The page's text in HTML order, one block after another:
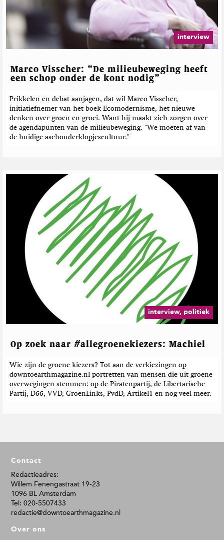
interview
Marco Visscher: “De milieubeweging heeft
een schop onder de kont nodig”
Prikkelen en debat aanjagen, dat wil Marco Visscher,
initiatiefnemer van het boek Ecomodernisme, het nieuwe
denken over groen en groei. Want hij maakt zich zorgen over
de agendapunten van de milieubeweging. "We moeten af van
de huidige aschouderklopjescultuur."
interview, politiek
Op zoek naar #allegroenekiezers: Machiel
Wie zijn de groene kiezers? Tot aan de verkiezingen op
downtoearthmagazine.nl portretten van mensen die uit groene
overwegingen stemmen: op de Piratenpartij, de Libertarische
Partij, D66, VVD, GroenLinks, PvdD, Artikel1 en nog veel meer.
o
o
Contact
Redactieadres:
Willem Fenengastraat 19-23
1096 BL Amsterdam
Tel: 020-5507433
redactie@downtoearthmagazine.nl
Over ons